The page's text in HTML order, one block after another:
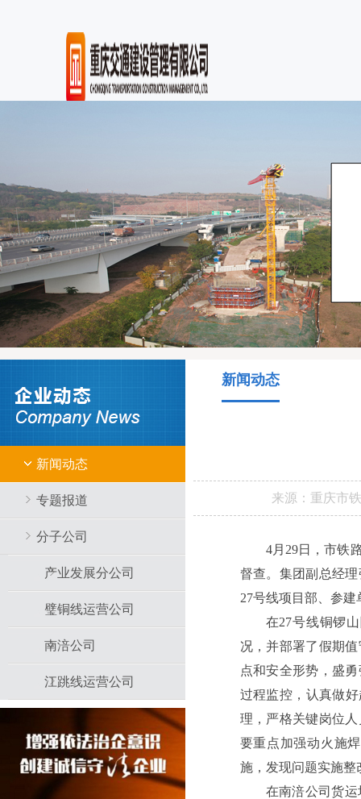
新闻动态
专题报道
分子公司
产业发展分公司
璧铜线运营公司
南涪公司
江跳线运营公司
新闻动态
来源： 重庆市
4月29日，市铁
督查。集团副总经
27号线项目部、参
在27号线铜锣
况，并部署了假期
点和安全形势，盛
过程监控，认真做
理，严格关键岗位
要重点加强动火施
施，发现问题实施整
在南涪公司货